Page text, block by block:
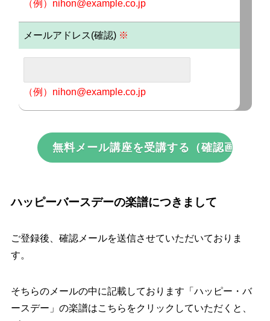
（例）nihon@example.co.jp
メールアドレス(確認)※
（例）nihon@example.co.jp
ハッピーバースデーの楽譜につきまして
ご登録後、確認メールを送信させていただいておりま
す。
そちらのメールの中に記載しております 「ハッピー・バ
ースデー」の楽譜はこちら をクリックしていただくと、